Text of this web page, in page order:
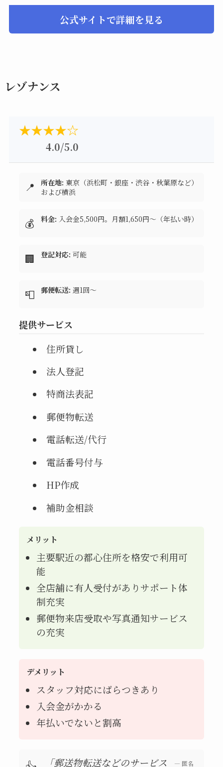
公式サイトで詳細を見る
レゾナンス
★★★★☆
4.0/5.0
📍 所在地: 東京（浜松町・銀座・渋谷・秋葉原など）
および横浜
💰 料金: 入会金5,500円。月額1,650円～（年払い時）
🏢 登記対応: 可能
📮 郵便転送: 週1回～
提供サービス
住所貸し
法人登記
特商法表記
郵便物転送
電話転送/代行
電話番号付与
HP作成
補助金相談
メリット
主要駅近の都心住所を格安で利用可
能
全店舗に有人受付がありサポート体
制充実
郵便物来店受取や写真通知サービス
の充実
デメリット
スタッフ対応にばらつきあり
入会金がかかる
年払いでないと割高
「郵送物転送などのサービス — 匿名